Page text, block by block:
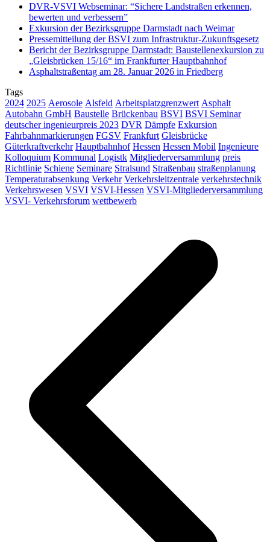
DVR-VSVI Webseminar: “Sichere Landstraßen erkennen,
bewerten und verbessern”
Exkursion der Bezirksgruppe Darmstadt nach Weimar
Pressemitteilung der BSVI zum Infrastruktur-Zukunftsgesetz
Bericht der Bezirksgruppe Darmstadt: Baustellenexkursion zu
„Gleisbrücken 15/16“ im Frankfurter Hauptbahnhof
Asphaltstraßentag am 28. Januar 2026 in Friedberg
Tags
2024 2025 Aerosole Alsfeld Arbeitsplatzgrenzwert Asphalt
Autobahn GmbH Baustelle Brückenbau BSVI BSVI Seminar
deutscher ingenieurpreis 2023 DVR Dämpfe Exkursion
Fahrbahnmarkierungen FGSV Frankfurt Gleisbrücke
Güterkraftverkehr Hauptbahnhof Hessen Hessen Mobil Ingenieure
Kolloquium Kommunal Logistk Mitgliederversammlung preis
Richtlinie Schiene Seminare Stralsund Straßenbau straßenplanung
Temperaturabsenkung Verkehr Verkehrsleitzentrale verkehrstechnik
Verkehrswesen VSVI VSVI-Hessen VSVI-Mitgliederversammlung
VSVI- Verkehrsforum wettbewerb